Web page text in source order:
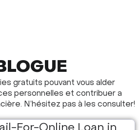
gratuits pouvant vous alder
personnelles et contribuer a
N’hésitez pas à les consulter!